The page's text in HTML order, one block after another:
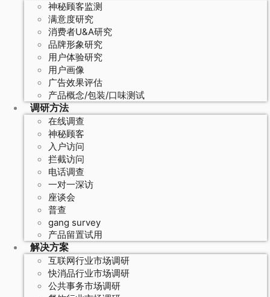
神秘顾客监测
满意度研究
消费者U&A研究
品牌形象研究
用户体验研究
用户画像
广告效果评估
产品概念/包装/口味测试
调研方法
在线调查
神秘顾客
入户访问
拦截访问
电话调查
一对一深访
座谈会
普查
gang survey
产品留置试用
解决方案
互联网行业市场调研
快消品行业市场调研
公共事务市场调研